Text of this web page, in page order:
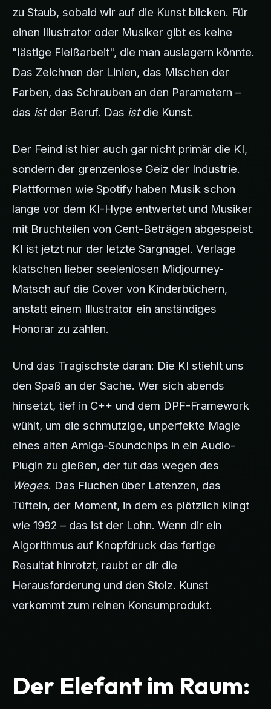
zu Staub, sobald wir auf die Kunst blicken. Für
einen Illustrator oder Musiker gibt es keine
"lästige Fleißarbeit", die man auslagern könnte.
Das Zeichnen der Linien, das Mischen der
Farben, das Schrauben an den Parametern –
das istder Beruf. Das istdie Kunst.
Der Feind ist hier auch gar nicht primär die KI,
sondern der grenzenlose Geiz der Industrie.
Plattformen wie Spotify haben Musik schon
lange vor dem KI-Hype entwertet und Musiker
mit Bruchteilen von Cent-Beträgen abgespeist.
KI ist jetzt nur der letzte Sargnagel. Verlage
klatschen lieber seelenlosen Midjourney-
Matsch auf die Cover von Kinderbüchern,
anstatt einem Illustrator ein anständiges
Honorar zu zahlen.
Und das Tragischste daran: Die KI stiehlt uns
den Spaß an der Sache. Wer sich abends
hinsetzt, tief in C++ und dem DPF-Framework
wühlt, um die schmutzige, unperfekte Magie
eines alten Amiga-Soundchips in ein Audio-
Plugin zu gießen, der tut das wegen des
Weges. Das Fluchen über Latenzen, das
Tüfteln, der Moment, in dem es plötzlich klingt
wie 1992 – das ist der Lohn. Wenn dir ein
Algorithmus auf Knopfdruck das fertige
Resultat hinrotzt, raubt er dir die
Herausforderung und den Stolz. Kunst
verkommt zum reinen Konsumprodukt.
Der Elefant im Raum: